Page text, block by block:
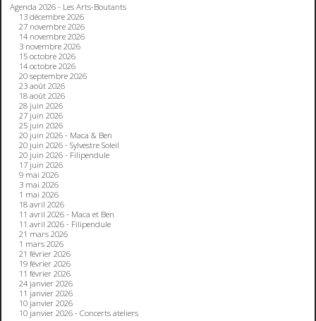
Agenda 2026 - Les Arts-Boutants
13 décembre 2026
27 novembre 2026
14 novembre 2026
3 novembre 2026
15 octobre 2026
14 octobre 2026
20 septembre 2026
23 août 2026
18 août 2026
28 juin 2026
27 juin 2026
25 juin 2026
20 juin 2026 - Maca & Ben
20 juin 2026 - Sylvestre Soleil
20 juin 2026 - Filipendule
17 juin 2026
9 mai 2026
3 mai 2026
1 mai 2026
18 avril 2026
11 avril 2026 - Maca et Ben
11 avril 2026 - Filipendule
21 mars 2026
1 mars 2026
21 février 2026
19 février 2026
11 février 2026
24 janvier 2026
11 janvier 2026
10 janvier 2026
10 janvier 2026 - Concerts ateliers